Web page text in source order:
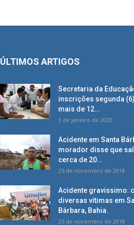
ÚLTIMOS ARTIGOS
Secretaria da
inscrições segunda
mais de 12...
3 de janeiro de 2020
Acidente em Santa
morador disse que
cerca de 20...
25 de novembro de 2018
Acidente gravissimo:
diversas vítimas em
Bárbara, Bahia.
25 de novembro de 2018